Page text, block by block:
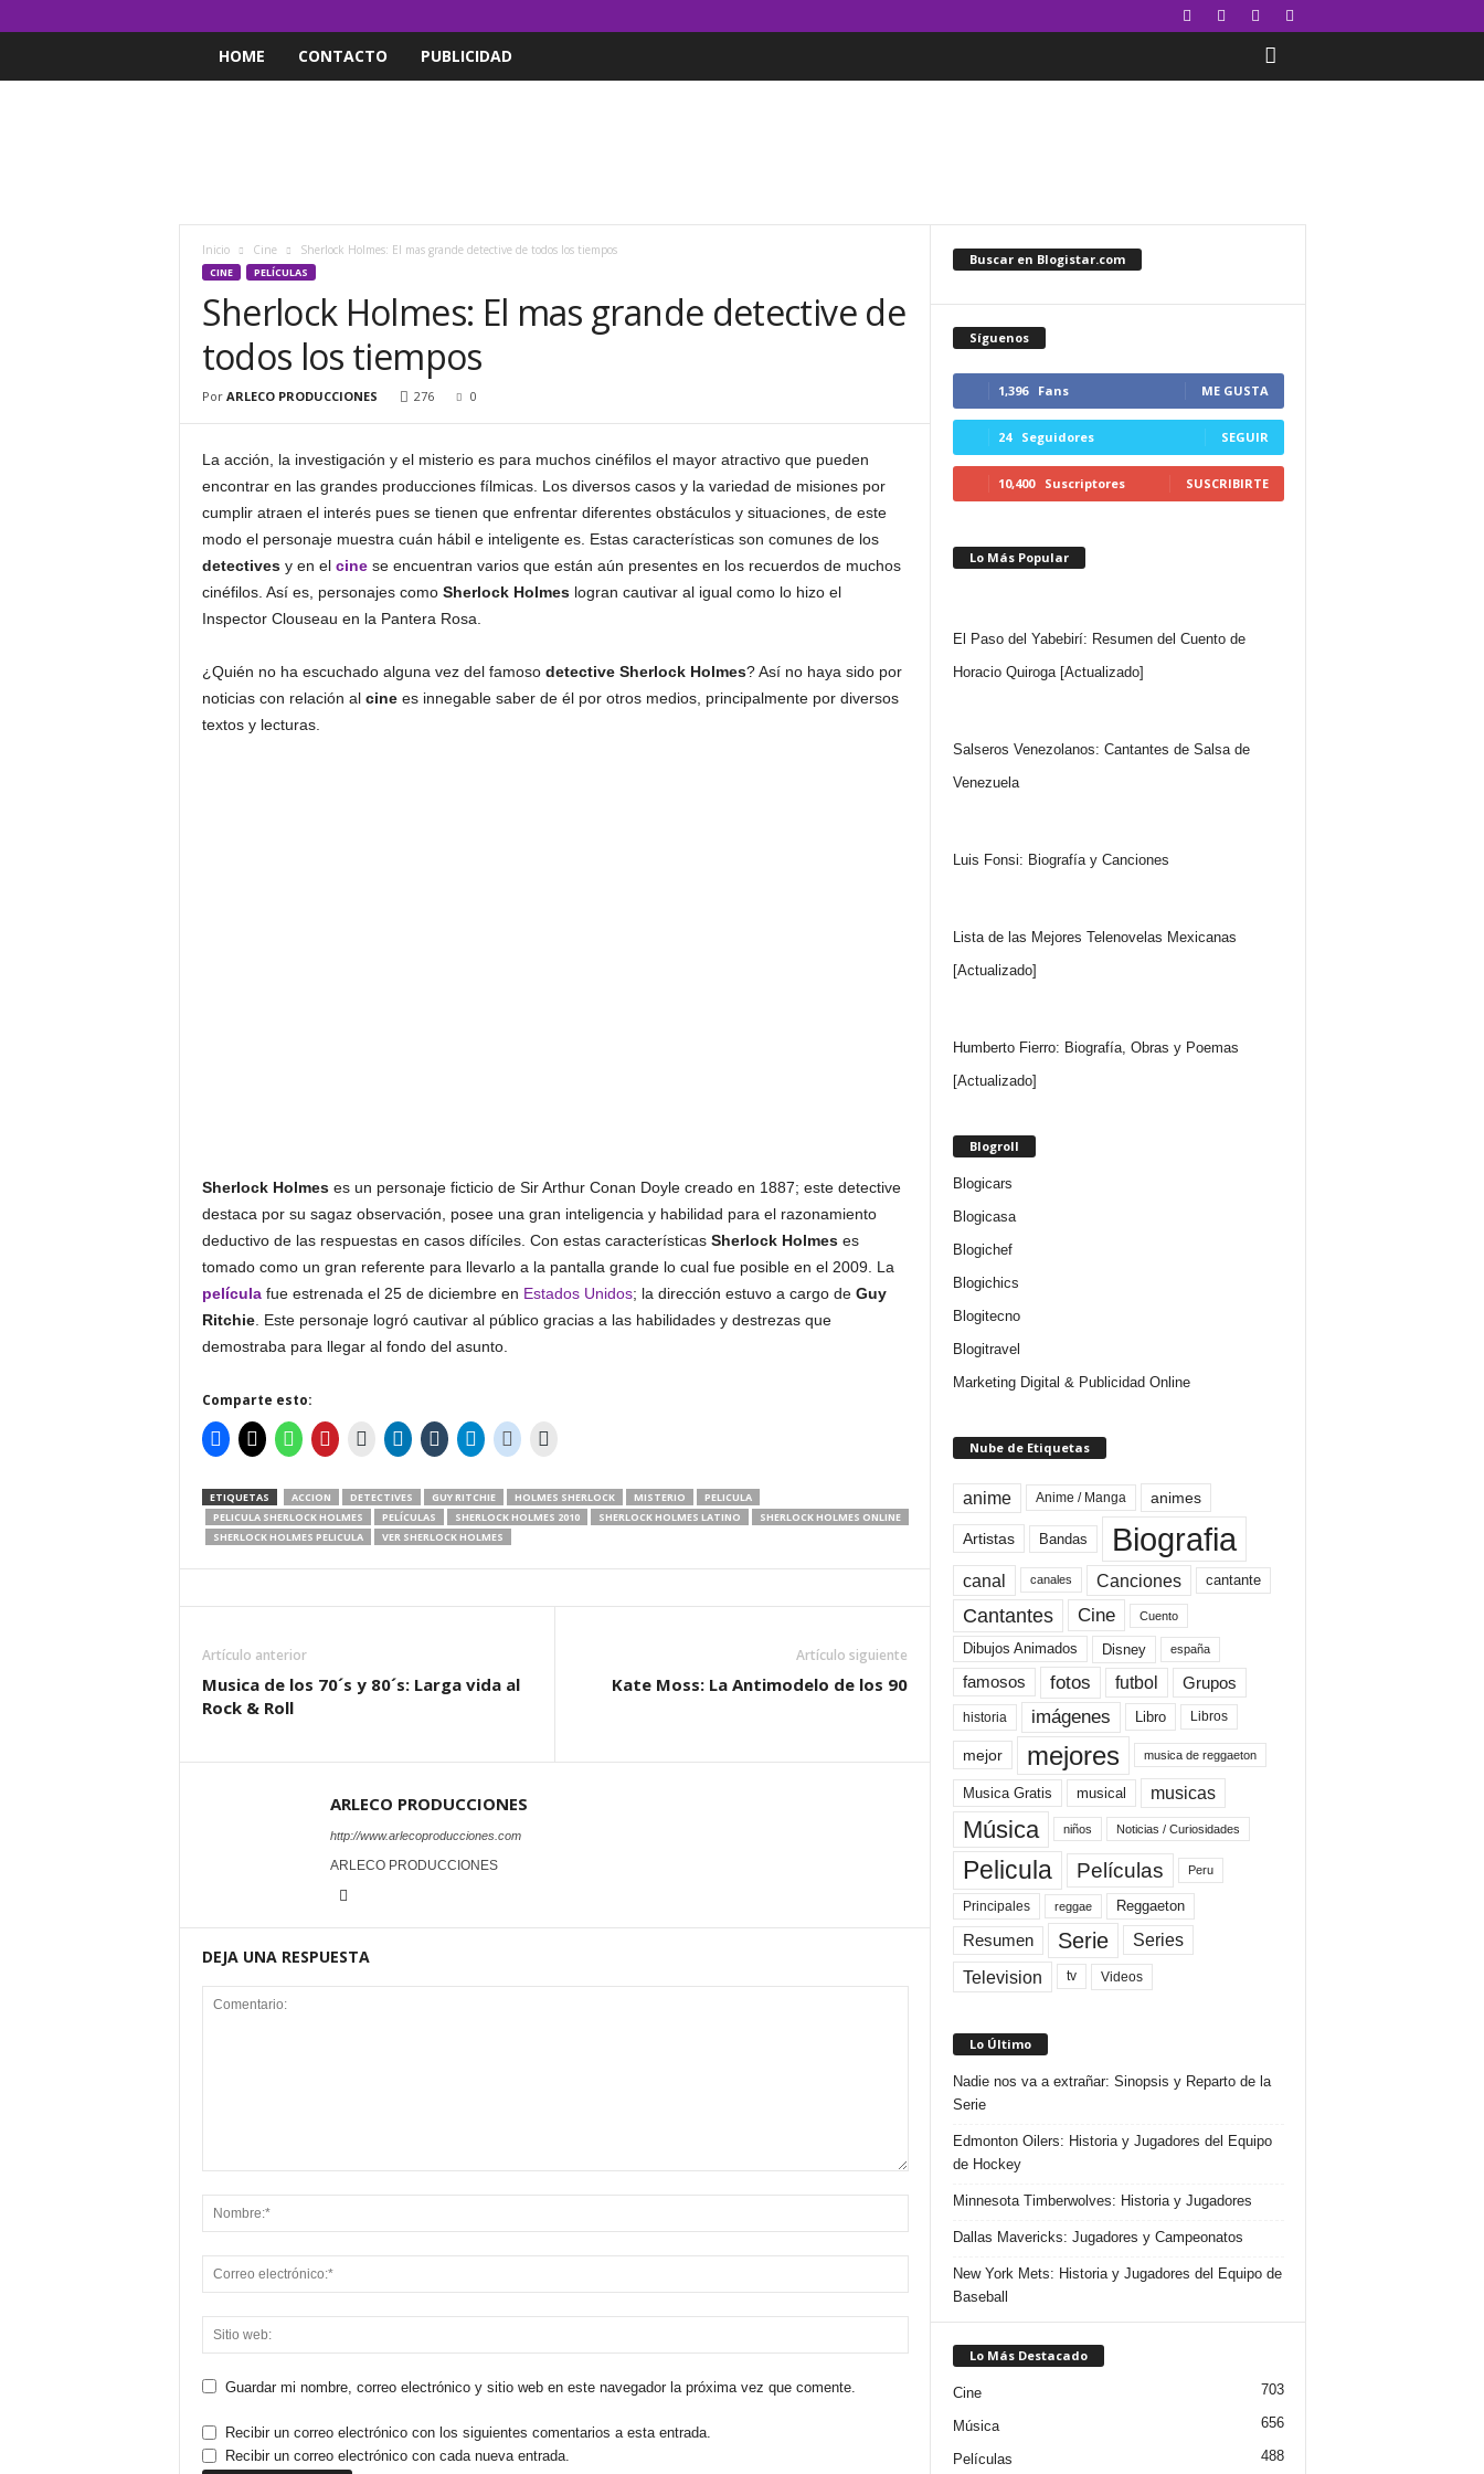
HOME CONTACTO PUBLICIDAD
Inicio Cine Sherlock Holmes: El mas grande detective de todos los tiempos
CINE PELÍCULAS
Sherlock Holmes: El mas grande detective de
todos los tiempos
Por ARLECO PRODUCCIONES 276 0
La acción, la investigación y el misterio es para muchos cinéfilos el mayor atractivo que pueden
encontrar en las grandes producciones fílmicas. Los diversos casos y la variedad de misiones por
cumplir atraen el interés pues se tienen que enfrentar diferentes obstáculos y situaciones, de este
modo el personaje muestra cuán hábil e inteligente es. Estas características son comunes de los
detectivesy en el cinese encuentran varios que están aún presentes en los recuerdos de muchos
cinéfilos. Así es, personajes como Sherlock Holmeslogran cautivar al igual como lo hizo el
Inspector Clouseau en la Pantera Rosa.
¿Quién no ha escuchado alguna vez del famoso detective Sherlock Holmes? Así no haya sido por
noticias con relación al cinees innegable saber de él por otros medios, principalmente por diversos
textos y lecturas.
Sherlock Holmeses un personaje ficticio de Sir Arthur Conan Doyle creado en 1887; este detective
destaca por su sagaz observación, posee una gran inteligencia y habilidad para el razonamiento
deductivo de las respuestas en casos difíciles. Con estas características Sherlock Holmeses
tomado como un gran referente para llevarlo a la pantalla grande lo cual fue posible en el 2009. La
películafue estrenada el 25 de diciembre en Estados Unidos; la dirección estuvo a cargo de Guy
Ritchie. Este personaje logró cautivar al público gracias a las habilidades y destrezas que
demostraba para llegar al fondo del asunto.
Comparte esto:
ETIQUETAS ACCION DETECTIVES GUY RITCHIE HOLMES SHERLOCK MISTERIO
PELICULA
PELICULA SHERLOCK HOLMES
PELÍCULAS SHERLOCK HOLMES 2010 SHERLOCK HOLMES LATINO
SHERLOCK HOLMES ONLINE
SHERLOCK HOLMES PELICULA
VER SHERLOCK HOLMES
Artículo anterior
Musica de los 70´s y 80´s: Larga vida al
Rock & Roll
Artículo siguiente
Kate Moss: La Antimodelo de los 90
ARLECO PRODUCCIONES
http://www.arlecoproducciones.com
ARLECO PRODUCCIONES
DEJA UNA RESPUESTA
Guardar mi nombre, correo electrónico y sitio web en este navegador la próxima vez que comente.
Recibir un correo electrónico con los siguientes comentarios a esta entrada.
Recibir un correo electrónico con cada nueva entrada.
Buscar en Blogistar.com
Síguenos
1,396 Fans ME GUSTA
24 Seguidores SEGUIR
10,400 Suscriptores SUSCRIBIRTE
Lo Más Popular
El Paso del Yabebirí: Resumen del Cuento de
Horacio Quiroga [Actualizado]
Salseros Venezolanos: Cantantes de Salsa de
Venezuela
Luis Fonsi: Biografía y Canciones
Lista de las Mejores Telenovelas Mexicanas
[Actualizado]
Humberto Fierro: Biografía, Obras y Poemas
[Actualizado]
Blogroll
Blogicars
Blogicasa
Blogichef
Blogichics
Blogitecno
Blogitravel
Marketing Digital & Publicidad Online
Nube de Etiquetas
anime Anime / Manga animes
Artistas Bandas Biografia
canal canales Canciones cantante
Cantantes Cine Cuento
Dibujos Animados Disney españa
famosos fotos futbol Grupos
historia imágenes Libro Libros
mejor mejores musica de reggaeton
Musica Gratis musical musicas
Música niños Noticias / Curiosidades
Pelicula Películas Peru
Principales reggae Reggaeton
Resumen Serie Series
Television tv Videos
Lo Último
Nadie nos va a extrañar: Sinopsis y Reparto de la
Serie
Edmonton Oilers: Historia y Jugadores del Equipo
de Hockey
Minnesota Timberwolves: Historia y Jugadores
Dallas Mavericks: Jugadores y Campeonatos
New York Mets: Historia y Jugadores del Equipo de
Baseball
Lo Más Destacado
Cine 703
Música 656
Películas 488